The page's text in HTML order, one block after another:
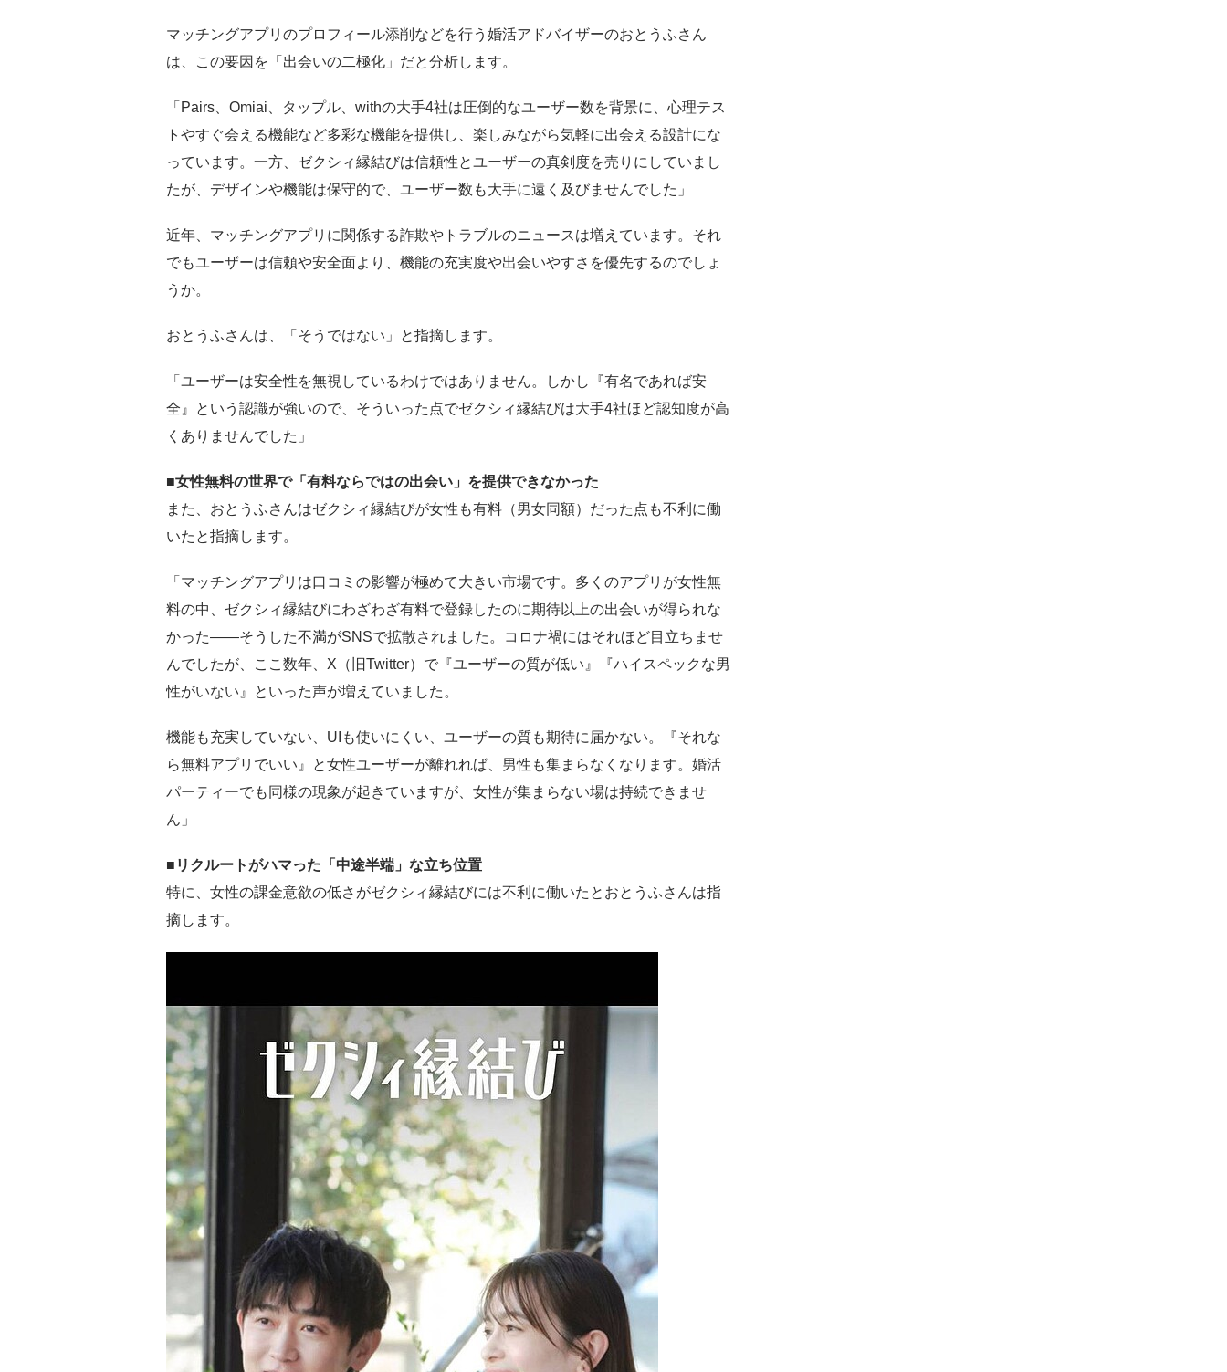
マッチングアプリのプロフィール添削などを行う婚活アドバイザーのおとうふさん
は、この要因を「出会いの二極化」だと分析します。
「Pairs、Omiai、タップル、withの大手4社は圧倒的なユーザー数を背景に、心理テス
トやすぐ会える機能など多彩な機能を提供し、楽しみながら気軽に出会える設計にな
っています。一方、ゼクシィ縁結びは信頼性とユーザーの真剣度を売りにしていまし
たが、デザインや機能は保守的で、ユーザー数も大手に遠く及びませんでした」
近年、マッチングアプリに関係する詐欺やトラブルのニュースは増えています。それ
でもユーザーは信頼や安全面より、機能の充実度や出会いやすさを優先するのでしょ
うか。
おとうふさんは、「そうではない」と指摘します。
「ユーザーは安全性を無視しているわけではありません。しかし『有名であれば安
全』という認識が強いので、そういった点でゼクシィ縁結びは大手4社ほど認知度が高
くありませんでした」
■女性無料の世界で「有料ならではの出会い」を提供できなかった
また、おとうふさんはゼクシィ縁結びが女性も有料（男女同額）だった点も不利に働
いたと指摘します。
「マッチングアプリは口コミの影響が極めて大きい市場です。多くのアプリが女性無
料の中、ゼクシィ縁結びにわざわざ有料で登録したのに期待以上の出会いが得られな
かった――そうした不満がSNSで拡散されました。コロナ禍にはそれほど目立ちませ
んでしたが、ここ数年、X（旧Twitter）で『ユーザーの質が低い』『ハイスペックな男
性がいない』といった声が増えていました。
機能も充実していない、UIも使いにくい、ユーザーの質も期待に届かない。『それな
ら無料アプリでいい』と女性ユーザーが離れれば、男性も集まらなくなります。婚活
パーティーでも同様の現象が起きていますが、女性が集まらない場は持続できませ
ん」
■リクルートがハマった「中途半端」な立ち位置
特に、女性の課金意欲の低さがゼクシィ縁結びには不利に働いたとおとうふさんは指
摘します。